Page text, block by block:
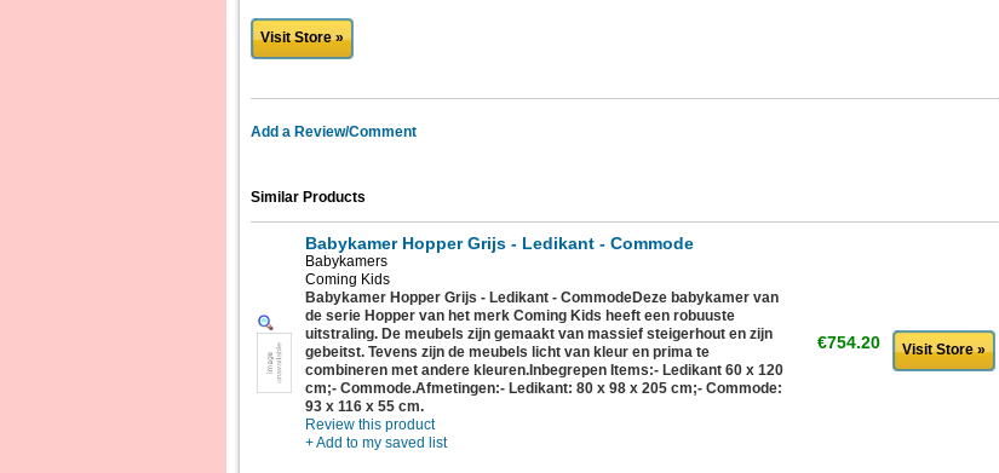
Visit Store »
Add a Review/Comment
Similar Products
Babykamer Hopper Grijs - Ledikant - Commode
Babykamers
Coming Kids
Babykamer Hopper Grijs - Ledikant - CommodeDeze babykamer van
de serie Hopper van het merk Coming Kids heeft een robuuste
uitstraling. De meubels zijn gemaakt van massief steigerhout en zijn
gebeitst. Tevens zijn de meubels licht van kleur en prima te
combineren met andere kleuren.Inbegrepen Items:- Ledikant 60 x 120
cm;- Commode.Afmetingen:- Ledikant: 80 x 98 x 205 cm;- Commode:
93 x 116 x 55 cm.
Review this product
+ Add to my saved list
€754.20 Visit Store »